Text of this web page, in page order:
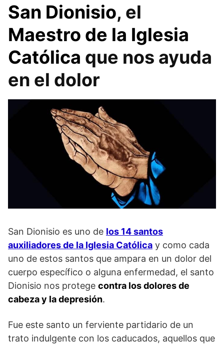
San Dionisio, el
Maestro de la Iglesia
Católica que nos ayuda
en el dolor
San Dionisio es uno de los 14 santos
auxiliadores de la Iglesia Católica y como cada
uno de estos santos que ampara en un dolor del
cuerpo específico o alguna enfermedad, el santo
Dionisio nos protege contra los dolores de
cabeza y la depresión.
Fue este santo un ferviente partidario de un
trato indulgente con los caducados, aquellos que